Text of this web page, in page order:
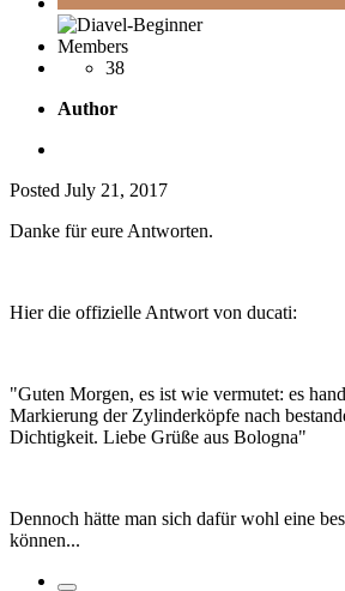
Members
38
Author
Posted July 21, 2017
Danke für eure Antworten.
Hier die offizielle Antwort von ducati:
"Guten Morgen, es ist wie vermutet: es
Markierung der Zylinderköpfe nach
Dichtigkeit. Liebe Grüße aus Bologna"
Dennoch hätte man sich dafür wohl eine
können...